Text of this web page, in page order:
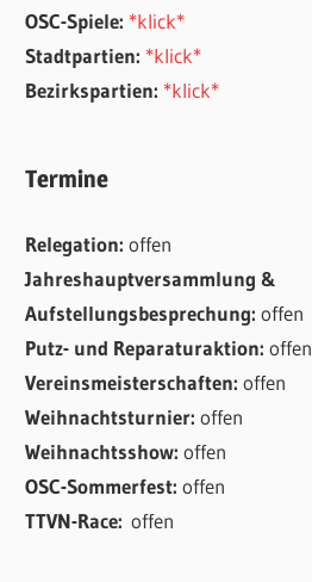
OSC-Spiele: *klick*
Stadtpartien: *klick*
Bezirkspartien: *klick*
Termine
Relegation:offen
Jahreshauptversammlung &
Aufstellungsbesprechung:offen
Putz- und Reparaturaktion:offen
Vereinsmeisterschaften:offen
Weihnachtsturnier:offen
Weihnachtsshow:offen
OSC-Sommerfest:offen
TTVN-Race:offen